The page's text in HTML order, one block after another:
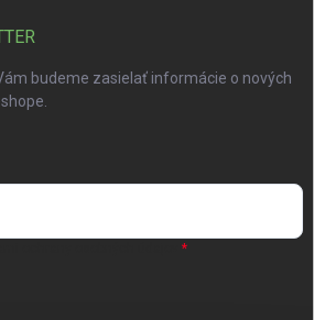
budeme zasielať informácie o nových